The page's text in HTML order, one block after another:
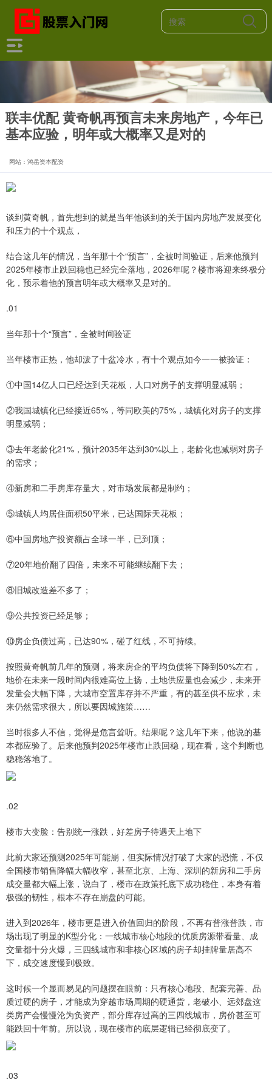
联丰优配 黄奇帆再预言未来房地产，今年已
基本应验，明年或大概率又是对的
网站：鸿岳资本配资
谈到黄奇帆，首先想到的就是当年他谈到的关于国内房地产发展变化
和压力的十个观点，
结合这几年的情况，当年那十个“预言”，全被时间验证，后来他预判
2025年楼市止跌回稳也已经完全落地，2026年呢？楼市将迎来终极分
化，预示着他的预言明年或大概率又是对的。
.01
当年那十个“预言”，全被时间验证
当年楼市正热，他却泼了十盆冷水，有十个观点如今一一被验证：
①中国14亿人口已经达到天花板，人口对房子的支撑明显减弱；
②我国城镇化已经接近65%，等同欧美的75%，城镇化对房子的支撑
明显减弱；
③去年老龄化21%，预计2035年达到30%以上，老龄化也减弱对房子
的需求；
④新房和二手房库存量大，对市场发展都是制约；
⑤城镇人均居住面积50平米，已达国际天花板；
⑥中国房地产投资额占全球一半，已到顶；
⑦20年地价翻了四倍，未来不可能继续翻下去；
⑧旧城改造差不多了；
⑨公共投资已经足够；
⑩房企负债过高，已达90%，碰了红线，不可持续。
按照黄奇帆前几年的预测，将来房企的平均负债将下降到50%左右，
地价在未来一段时间内很难高位上扬，土地供应量也会减少，未来开
发量会大幅下降，大城市空置库存并不严重，有的甚至供不应求，未
来仍然需求很大，所以要因城施策……
当时很多人不信，觉得是危言耸听。结果呢？这几年下来，他说的基
本都应验了。后来他预判2025年楼市止跌回稳，现在看，这个判断也
稳稳落地了。
.02
楼市大变脸：告别统一涨跌，好差房子待遇天上地下
此前大家还预测2025年可能崩，但实际情况打破了大家的恐慌，不仅
全国楼市销售降幅大幅收窄，甚至北京、上海、深圳的新房和二手房
成交量都大幅上涨，说白了，楼市在政策托底下成功稳住，本身有着
极强的韧性，根本不存在崩盘的可能。
进入到2026年，楼市更是进入价值回归的阶段，不再有普涨普跌，市
场出现了明显的K型分化：一线城市核心地段的优质房源带看量、成
交量都十分火爆，三四线城市和非核心区域的房子却挂牌量居高不
下，成交速度慢到极致。
这时候一个显而易见的问题摆在眼前：只有核心地段、配套完善、品
质过硬的房子，才能成为穿越市场周期的硬通货，老破小、远郊盘这
类房产会慢慢沦为负资产，部分库存过高的三四线城市，房价甚至可
能跌回十年前。所以说，现在楼市的底层逻辑已经彻底变了。
.03